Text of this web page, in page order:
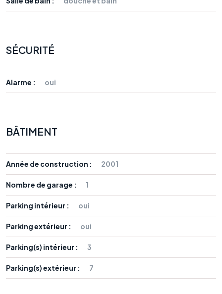
SÉCURITÉ
Alarme : oui
BÂTIMENT
Année de construction : 2001
Nombre de garage : 1
Parking intérieur : oui
Parking extérieur : oui
Parking(s) intérieur : 3
Parking(s) extérieur : 7